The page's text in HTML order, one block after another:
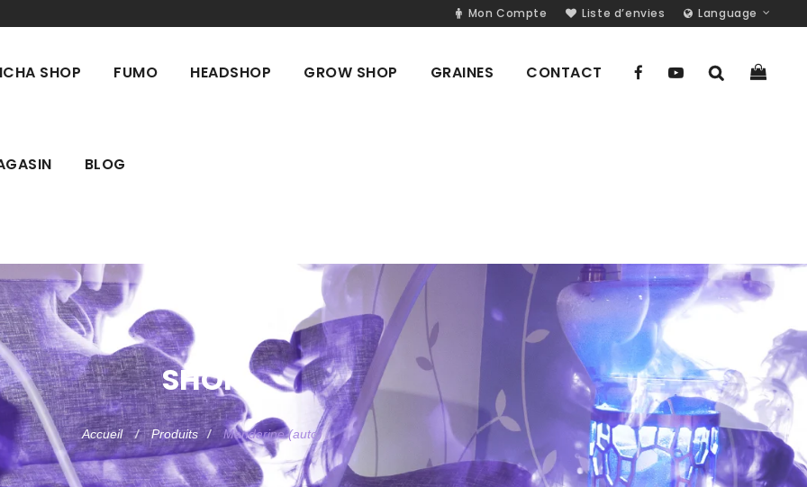
Mon Compte Liste d’envies Language
SHOP FUMO HEADSHOP GROW SHOP GRAINES CONTACT
BLOG
SHOP
Accueil Produits Mandarine (auto)